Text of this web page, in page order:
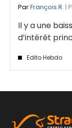
ParFrançois R. |
Il y a une
d’intérêt
Edito Hebdo